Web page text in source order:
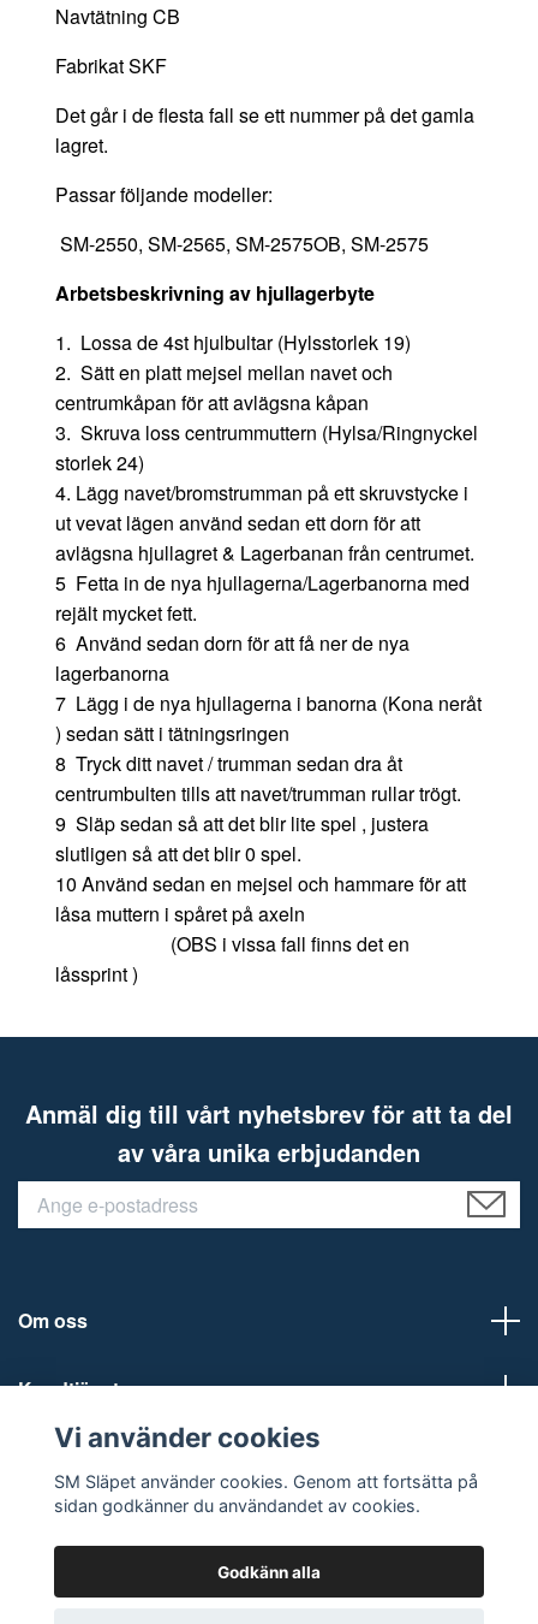
Navtätning CB
Fabrikat SKF
Det går i de flesta fall se ett nummer på det gamla
lagret.
Passar följande modeller:
SM-2550, SM-2565, SM-2575OB, SM-2575
Arbetsbeskrivning av hjullagerbyte
1. Lossa de 4st hjulbultar (Hylsstorlek 19)
2. Sätt en platt mejsel mellan navet och
centrumkåpan för att avlägsna kåpan
3. Skruva loss centrummuttern (Hylsa/Ringnyckel
storlek 24)
4. Lägg navet/bromstrumman på ett skruvstycke i
ut vevat lägen använd sedan ett dorn för att
avlägsna hjullagret & Lagerbanan från centrumet.
5 Fetta in de nya hjullagerna/Lagerbanorna med
rejält mycket fett.
6 Använd sedan dorn för att få ner de nya
lagerbanorna
7 Lägg i de nya hjullagerna i banorna (Kona neråt
) sedan sätt i tätningsringen
8 Tryck ditt navet / trumman sedan dra åt
centrumbulten tills att navet/trumman rullar trögt.
9 Släp sedan så att det blir lite spel , justera
slutligen så att det blir 0 spel.
10 Använd sedan en mejsel och hammare för att
låsa muttern i spåret på axeln
(OBS i vissa fall finns det en
låssprint )
Anmäl dig till vårt nyhetsbrev för att ta del
av våra unika erbjudanden
Om oss
Kundtjänst
Sociala medier
Vi använder cookies
SM Släpet använder cookies. Genom att fortsätta på
sidan godkänner du användandet av cookies.
Godkänn alla